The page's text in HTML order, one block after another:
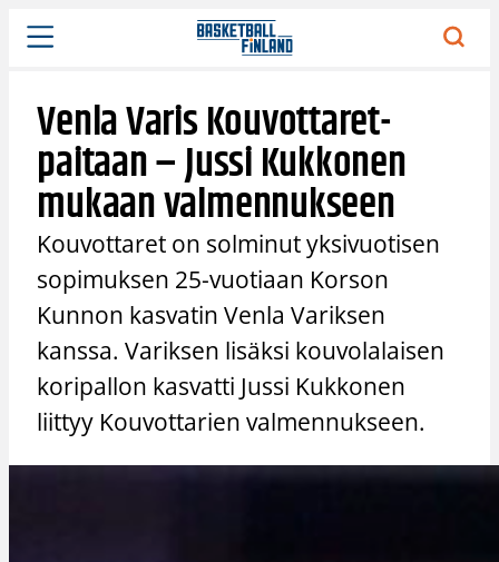
Siirry
sisältöön
Venla Varis Kouvottaret-
paitaan – Jussi Kukkonen
mukaan valmennukseen
Kouvottaret on solminut yksivuotisen
sopimuksen 25-vuotiaan Korson
Kunnon kasvatin Venla Variksen
kanssa. Variksen lisäksi kouvolalaisen
koripallon kasvatti Jussi Kukkonen
liittyy Kouvottarien valmennukseen.